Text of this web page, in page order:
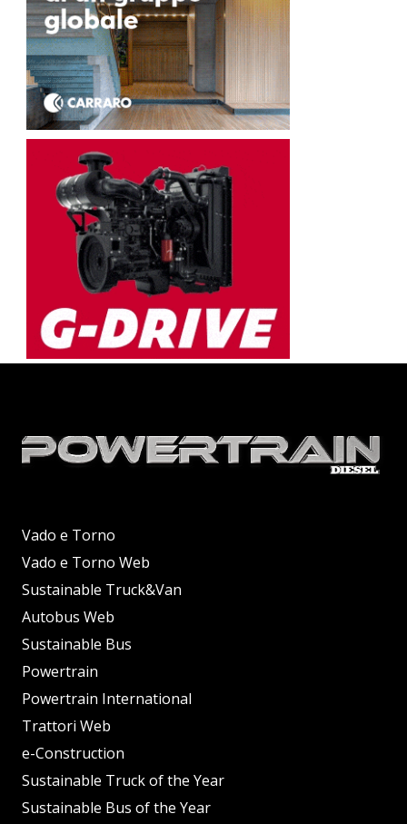
Vado e Torno
Vado e Torno Web
Sustainable Truck&Van
Autobus Web
Sustainable Bus
Powertrain
Powertrain International
Trattori Web
e-Construction
Sustainable Truck of the Year
Sustainable Bus of the Year